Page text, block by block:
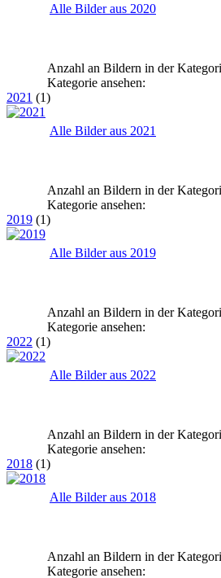
Alle Bilder aus 2020
Anzahl an Bildern in der
Kategorie ansehen:
2021 (1)
Alle Bilder aus 2021
Anzahl an Bildern in der
Kategorie ansehen:
2019 (1)
Alle Bilder aus 2019
Anzahl an Bildern in der
Kategorie ansehen:
2022 (1)
Alle Bilder aus 2022
Anzahl an Bildern in der
Kategorie ansehen:
2018 (1)
Alle Bilder aus 2018
Anzahl an Bildern in der
Kategorie ansehen: